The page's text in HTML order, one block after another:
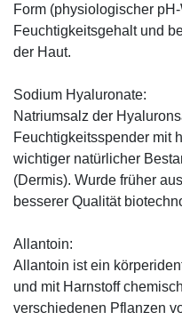
Form (physiologischer
Feuchtigkeitsgehalt und
der Haut.
Sodium Hyaluronate:
Natriumsalz der
Feuchtigkeitsspender mit
wichtiger natürlicher
(Dermis). Wurde früher
besserer Qualität
Allantoin:
Allantoin ist ein
und mit Harnstoff
verschiedenen Pflanzen